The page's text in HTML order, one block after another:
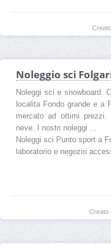
Noleggio sci
Noleggi sci e snowboard.
localita Fondo grande e a
mercato ad ottimi
neve. I nostri noleggi ...
Noleggi sci Punto sport a
laboratorio e negozio
Creato